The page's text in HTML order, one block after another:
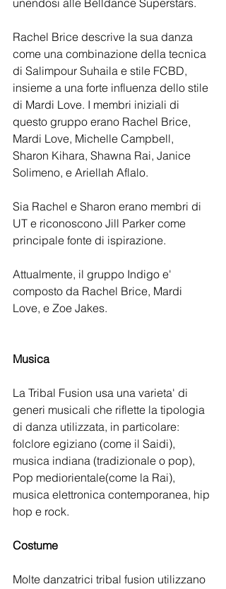
Rachel Brice descrive la sua danza
come una combinazione della tecnica
di Salimpour Suhaila e stile FCBD,
insieme a una forte influenza dello stile
di Mardi Love. I membri iniziali di
questo gruppo erano Rachel Brice,
Mardi Love, Michelle Campbell,
Sharon Kihara, Shawna Rai, Janice
Solimeno, e Ariellah Aflalo.
Sia Rachel e Sharon erano membri di
UT e riconoscono Jill Parker come
principale fonte di ispirazione.
Attualmente, il gruppo Indigo e'
composto da Rachel Brice, Mardi
Love, e Zoe Jakes.
Musica
La Tribal Fusion usa una varieta' di
generi musicali che riflette la tipologia
di danza utilizzata, in particolare:
folclore egiziano (come il Saidi),
musica indiana (tradizionale o pop),
Pop mediorientale(come la Rai),
musica elettronica contemporanea, hip
hop e rock.
Costume
Molte danzatrici tribal fusion utilizzano